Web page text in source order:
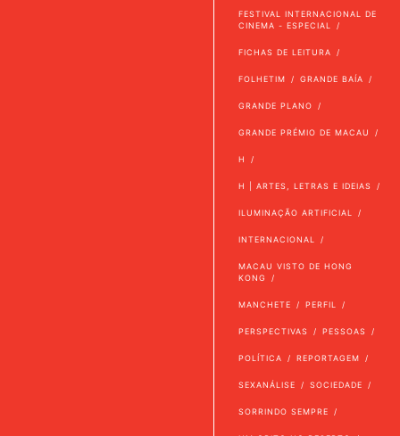
FESTIVAL INTERNACIONAL DE
CINEMA - ESPECIAL
FICHAS DE LEITURA
FOLHETIM GRANDE BAÍA
GRANDE PLANO
GRANDE PRÉMIO DE MACAU
H
H | ARTES, LETRAS E IDEIAS
ILUMINAÇÃO ARTIFICIAL
INTERNACIONAL
MACAU VISTO DE HONG
KONG
MANCHETE PERFIL
PERSPECTIVAS PESSOAS
POLÍTICA REPORTAGEM
SEXANÁLISE SOCIEDADE
SORRINDO SEMPRE